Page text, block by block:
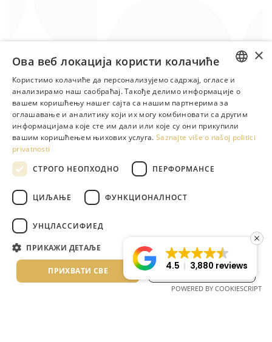
DELUXE DOUBLE
Renovirana: 2020
4.5 3,880 reviews
ENGLISH
GREEK
DUTCH
BULGARIAN
SERBIAN
×
Ова веб локација користи колачиће
Користимо колачиће да персонализујемо садржај, огласе и
анализирамо наш саобраћај. Такође делимо информације о
вашем коришћењу нашег сајта са нашим партнерима за
оглашавање и аналитику који их могу комбиновати са другим
информацијама које сте им дали или које су они прикупили
вашим коришћењем њихових услуга. Saznajte više o našoj politici
privatnosti
СТРОГО НЕОПХОДНО
ПЕРФОРМАНСЕ
ЦИЉАЊЕ ФУНКЦИОНАЛНОСТ
УНЦЛАССИФИЕД
ПРИКАЖИ ДЕТАЉЕ
ПРИХВАТИ СВЕ ОДБИЈ СВЕ
POWERED BY COOKIESCRIPT